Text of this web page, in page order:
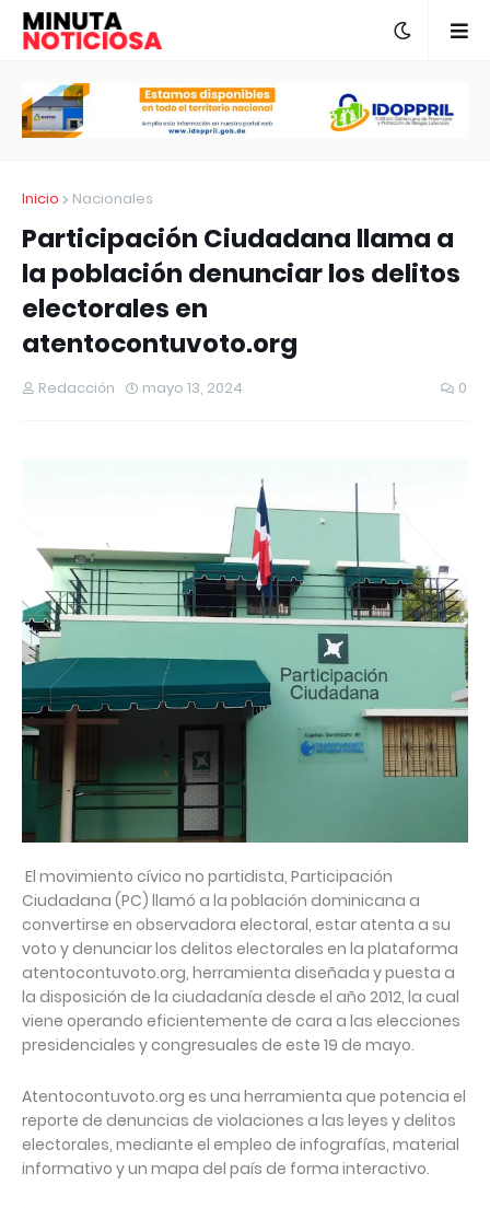
Inicio Nacionales
Participación Ciudadana llama a
la población denunciar los delitos
electorales en
atentocontuvoto.org
Redacción mayo 13, 2024 0
El movimiento cívico no partidista, Participación
Ciudadana (PC) llamó a la población dominicana a
convertirse en observadora electoral, estar atenta a su
voto y denunciar los delitos electorales en la plataforma
atentocontuvoto.org, herramienta diseñada y puesta a
la disposición de la ciudadanía desde el año 2012, la cual
viene operando eficientemente de cara a las elecciones
presidenciales y congresuales de este 19 de mayo.
Atentocontuvoto.org es una herramienta que potencia el
reporte de denuncias de violaciones a las leyes y delitos
electorales, mediante el empleo de infografías, material
informativo y un mapa del país de forma interactivo.